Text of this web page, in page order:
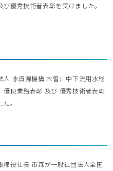
び優秀技術者表彰を受けました。
人 水資源機構 木曽川中下流用水総
良業務表彰 及び 優秀技術者表彰
。
締役社長 市森が一般社団法人全国